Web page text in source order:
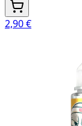
2,90 €